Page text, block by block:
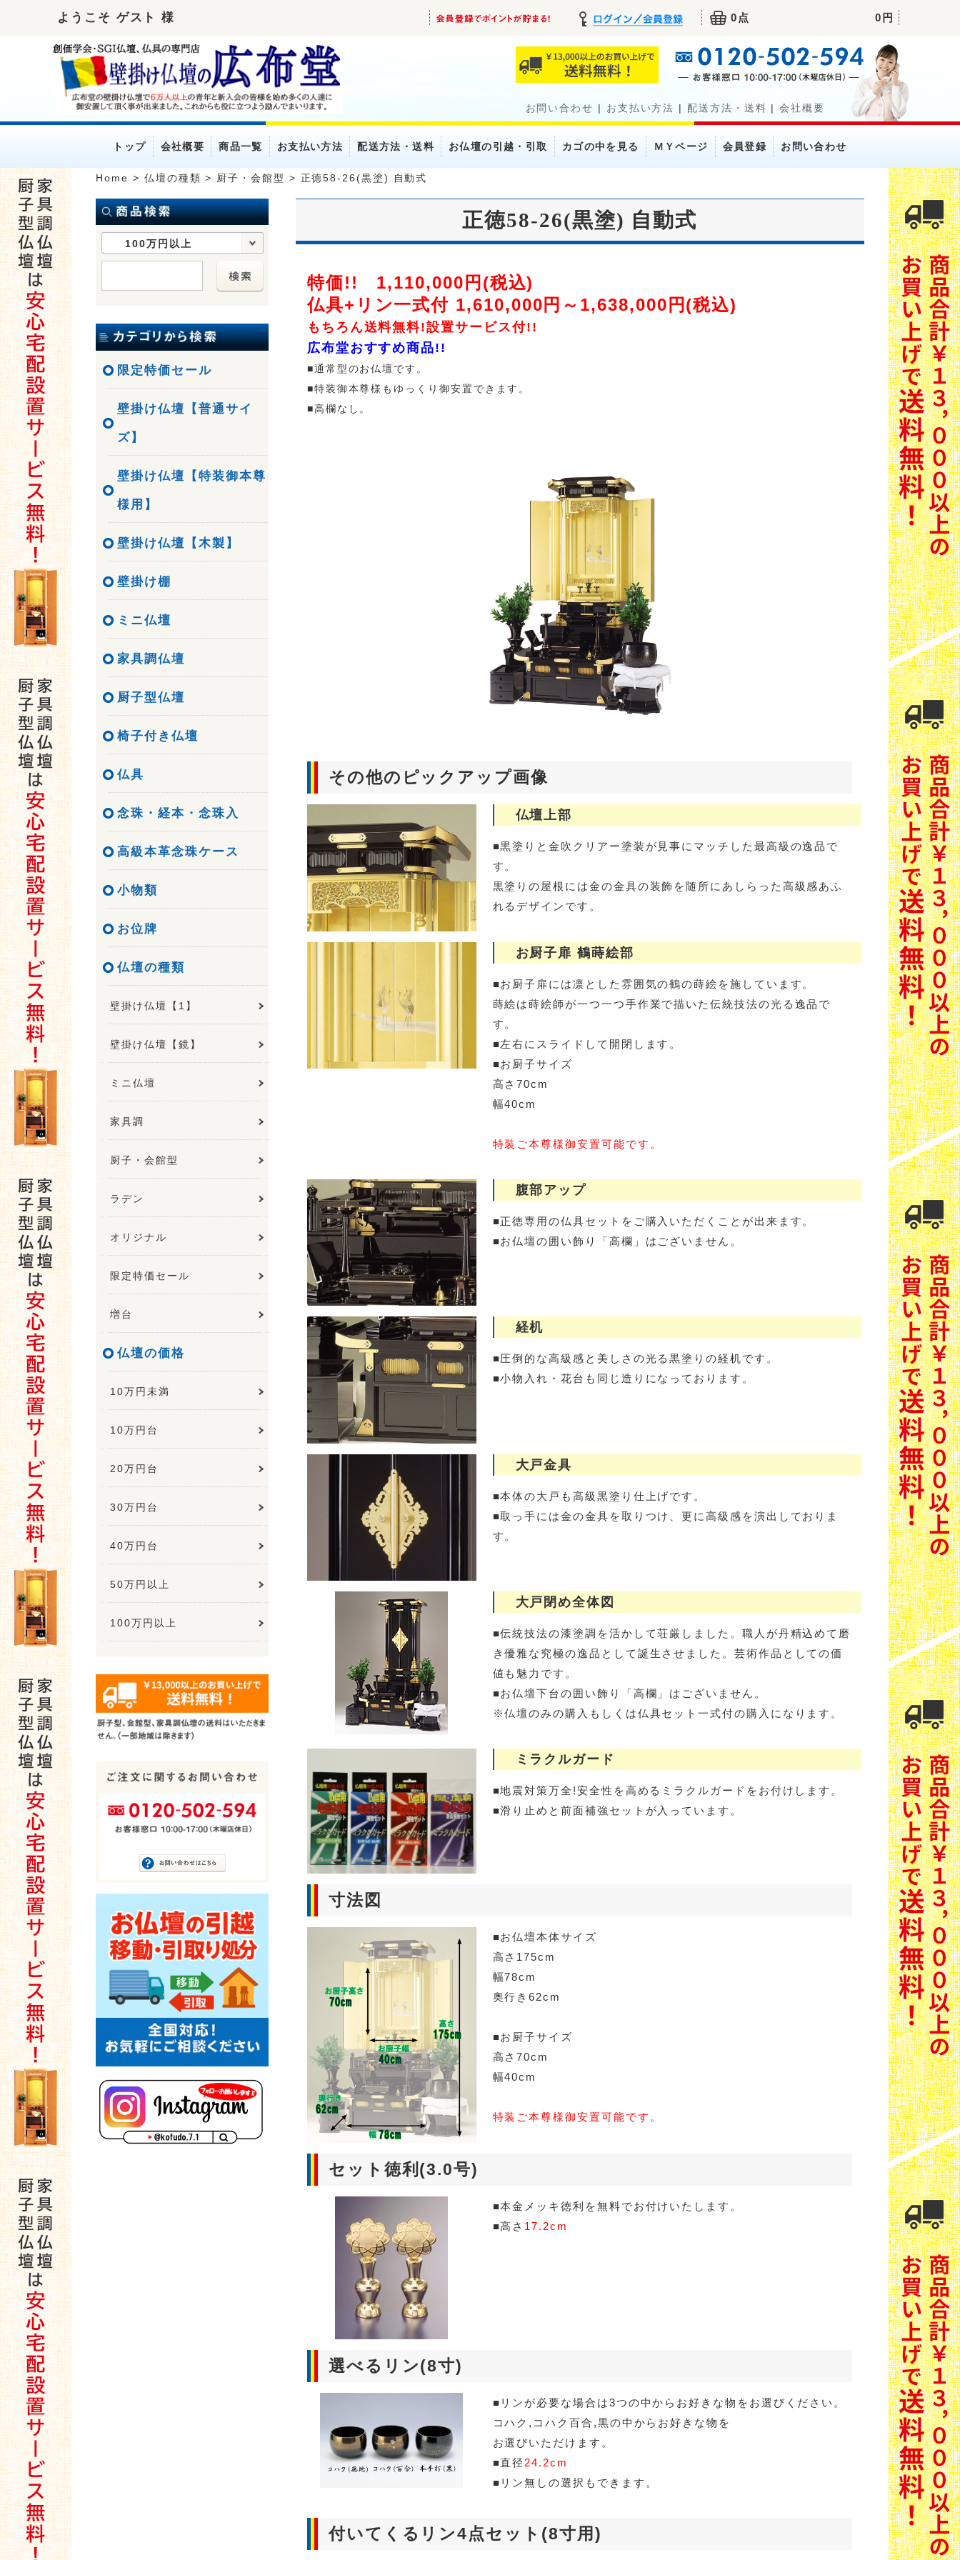
ようこそ ゲスト 様 0点 0円
お問い合わせ | お支払い方法 |配送方法・送料 |会社概要
トップ 会社概要 商品一覧 お支払い方法 配送方法・送料 お仏壇の引越・引取 カゴの中を見る ＭＹページ 会員登録 お問い合わせ
Home > 仏壇の種類 > 厨子・会館型 > 正徳58-26(黒塗) 自動式
正徳58-26(黒塗) 自動式
特価!! 1,110,000円(税込)
仏具+リン一式付 1,610,000円～1,638,000円(税込)
もちろん送料無料!設置サービス付!!
広布堂おすすめ商品!!
■通常型のお仏壇です。
■特装御本尊様もゆっくり御安置できます。
■高欄なし。
その他のピックアップ画像
仏壇上部
■黒塗りと金吹クリアー塗装が見事にマッチした最高級の逸品で
す。
黒塗りの屋根には金の金具の装飾を随所にあしらった高級感あふ
れるデザインです。
お厨子扉 鶴蒔絵部
■お厨子扉には凛とした雰囲気の鶴の蒔絵を施しています。
蒔絵は蒔絵師が一つ一つ手作業で描いた伝統技法の光る逸品で
す。
■左右にスライドして開閉します。
■お厨子サイズ
高さ70cm
幅40cm
特装ご本尊様御安置可能です。
腹部アップ
■正徳専用の仏具セットをご購入いただくことが出来ます。
■お仏壇の囲い飾り「高欄」はございません。
経机
■圧倒的な高級感と美しさの光る黒塗りの経机です。
■小物入れ・花台も同じ造りになっております。
大戸金具
■本体の大戸も高級黒塗り仕上げです。
■取っ手には金の金具を取りつけ、更に高級感を演出しておりま
す。
大戸閉め全体図
■伝統技法の漆塗調を活かして荘厳しました。職人が丹精込めて磨
き優雅な究極の逸品として誕生させました。芸術作品としての価
値も魅力です。
■お仏壇下台の囲い飾り「高欄」はございません。
※仏壇のみの購入もしくは仏具セット一式付の購入になります。
ミラクルガード
■地震対策万全!安全性を高めるミラクルガードをお付けします。
■滑り止めと前面補強セットが入っています。
寸法図
■お仏壇本体サイズ
高さ175cm
幅78cm
奥行き62cm
■お厨子サイズ
高さ70cm
幅40cm
特装ご本尊様御安置可能です。
セット徳利(3.0号)
■本金メッキ徳利を無料でお付けいたします。
■高さ 17.2cm
選べるリン(8寸)
■リンが必要な場合は3つの中からお好きな物をお選びください。
コハク,コハク百合,黒の中からお好きな物を
お選びいただけます。
■直径 24.2cm
■リン無しの選択もできます。
付いてくるリン4点セット(8寸用)
100万円以上
限定特価セール
壁掛け仏壇【普通サイ
ズ】
壁掛け仏壇【特装御本尊
様用】
壁掛け仏壇【木製】
壁掛け棚
ミニ仏壇
家具調仏壇
厨子型仏壇
椅子付き仏壇
仏具
念珠・経本・念珠入
高級本革念珠ケース
小物類
お位牌
仏壇の種類
壁掛け仏壇【1】
壁掛け仏壇【鏡】
ミニ仏壇
家具調
厨子・会館型
ラデン
オリジナル
限定特価セール
増台
仏壇の価格
10万円未満
10万円台
20万円台
30万円台
40万円台
50万円以上
100万円以上